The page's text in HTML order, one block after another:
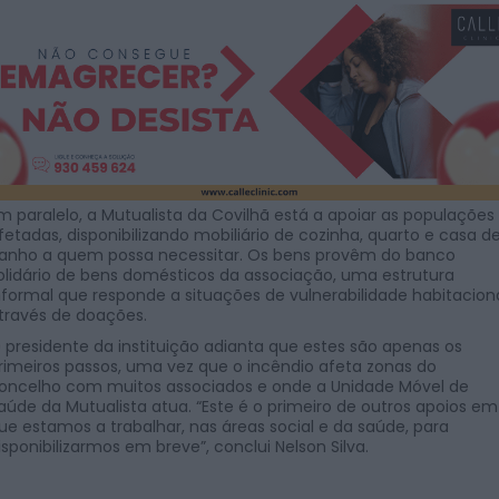
paralelo, a Mutualista da Covilhã está a apoiar as populações
disponibilizando mobiliário de cozinha, quarto e casa
a quem possa necessitar. Os bens provêm do banco
de bens domésticos da associação, uma estrutura
que responde a situações de vulnerabilidade
de doações.
presidente da instituição adianta que estes são apenas os
passos, uma vez que o incêndio afeta zonas do
com muitos associados e onde a Unidade Móvel de
da Mutualista atua. “Este é o primeiro de outros apoios em
estamos a trabalhar, nas áreas social e da saúde, para
em breve”, conclui Nelson Silva.